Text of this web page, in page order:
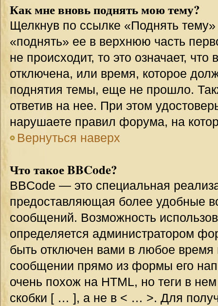
Как мне вновь поднять мою тему?
Щелкнув по ссылке «Поднять
«поднять» ее в верхнюю часть
не происходит, то это означает,
отключена, или время, которое
поднятия темы, еще не прошло.
ответив на нее. При этом
нарушаете правил форума, на
Вернуться наверх
Что такое BBCode?
BBCode — это специальная
предоставляющая более удобные
сообщений. Возможность
определяется администратором
быть отключен вами в любое
сообщении прямо из формы его
очень похож на HTML, но теги в
скобки [ … ], а не в < … >. Для